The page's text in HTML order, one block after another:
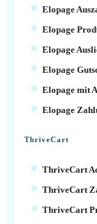
Elopage
Elopage
Elopage
Elopage
Elopage mit
Elopage
ThriveCart
ThriveCart
ThriveCart
ThriveCart